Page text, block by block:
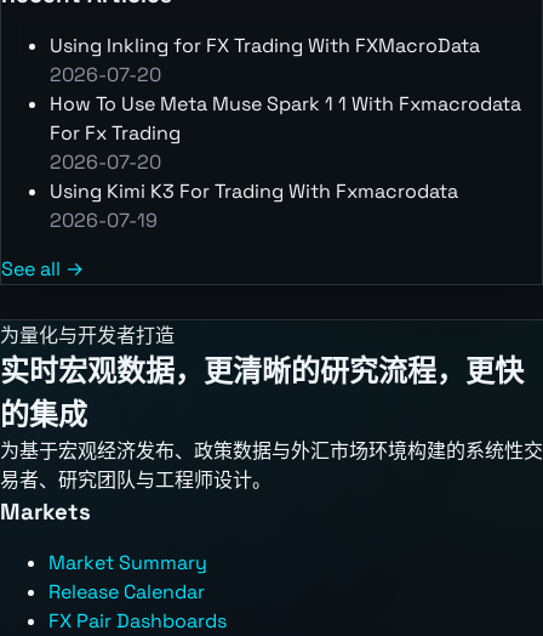
Using Inkling for FX Trading With FXMacroData
2026-07-20
How To Use Meta Muse Spark 1 1 With Fxmacrodata
For Fx Trading
2026-07-20
Using Kimi K3 For Trading With Fxmacrodata
2026-07-19
See all →
为量化与开发者打造
实时宏观数据，更清晰的研究流程，更快
的集成
为基于宏观经济发布、政策数据与外汇市场环境构建的系统性交
易者、研究团队与工程师设计。
Markets
Market Summary
Release Calendar
FX Pair Dashboards